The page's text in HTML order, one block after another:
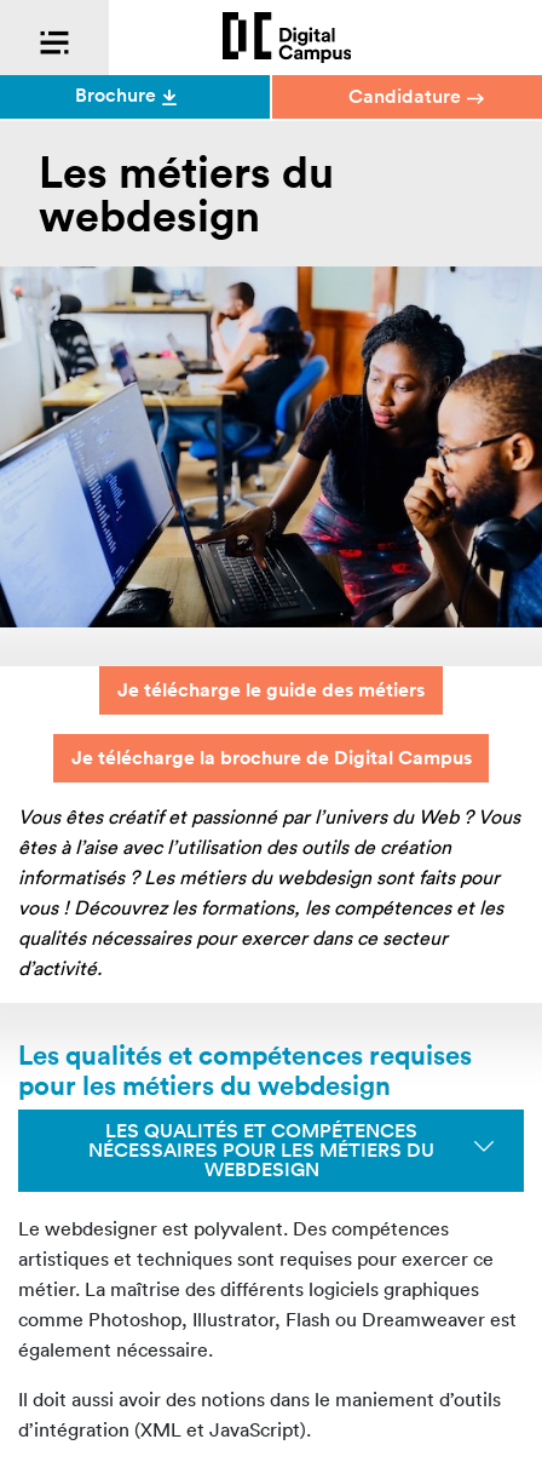
Les métiers du
webdesign
Je télécharge le guide des métiers
Je télécharge la brochure de Digital Campus
Vous êtes créatif et passionné par l’univers du Web ? Vous
êtes à l’aise avec l’utilisation des outils de création
informatisés ? Les métiers du webdesign sont faits pour
vous ! Découvrez les formations, les compétences et les
qualités nécessaires pour exercer dans ce secteur
d’activité.
Les qualités et compétences requises
pour les métiers du webdesign
LES QUALITÉS ET COMPÉTENCES
NÉCESSAIRES POUR LES MÉTIERS DU
WEBDESIGN
Le webdesigner est polyvalent. Des compétences
artistiques et techniques sont requises pour exercer ce
métier. La maîtrise des différents logiciels graphiques
comme Photoshop, Illustrator, Flash ou Dreamweaver est
également nécessaire.
Il doit aussi avoir des notions dans le maniement d’outils
d’intégration (XML et JavaScript).
Brochure Candidature